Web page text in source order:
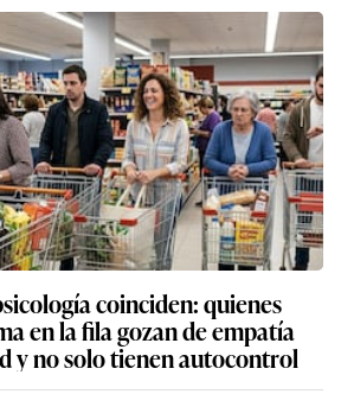
coinciden: quienes
en la fila gozan de empatía
y no solo tienen autocontrol